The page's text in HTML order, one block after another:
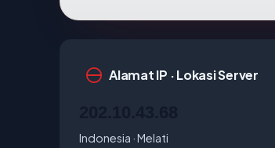
Alamat IP · Lokasi Server
Indonesia · Melati